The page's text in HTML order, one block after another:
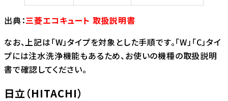
出典：三菱エコキュート 取扱説明書
なお、上記は「W」タイプを対象とした手順です。「W」「C」タイ
プには注水洗浄機能もあるため、お使いの機種の取扱説明
書で確認してください。
日立（HITACHI）